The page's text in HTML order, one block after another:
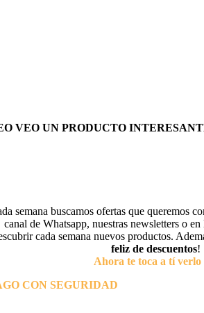
VEO UN PRODUCTO
semana buscamos ofertas que queremos
canal de Whatsapp, nuestras newsletters o en
cada semana nuevos productos.
feliz de descuentos!
Ahora te toca a tí verlo
CON SEGURIDAD